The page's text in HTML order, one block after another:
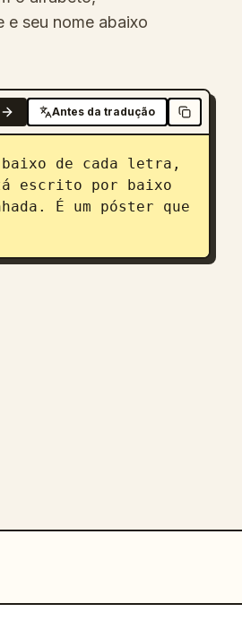
e seu nome abaixo
Antes da tradução
de cada letra,
escrito por baixo
É um póster que